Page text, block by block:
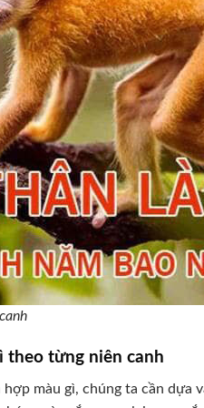
theo từng niên canh
màu gì, chúng ta cần dựa